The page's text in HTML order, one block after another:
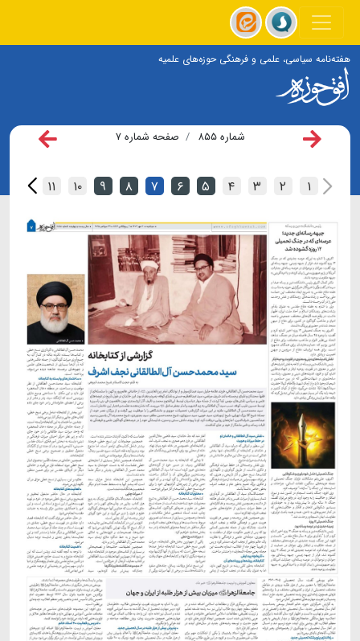
هفته‌نامه سیاسی، علمی و فرهنگی حوزه‌های علمیه
شماره ۸۵۵ صفحه شماره ۷
۱ ۲ ۳ ۴ ۵ ۶ ۷ ۸ ۹ ۱۰ ۱۱ ۱۲